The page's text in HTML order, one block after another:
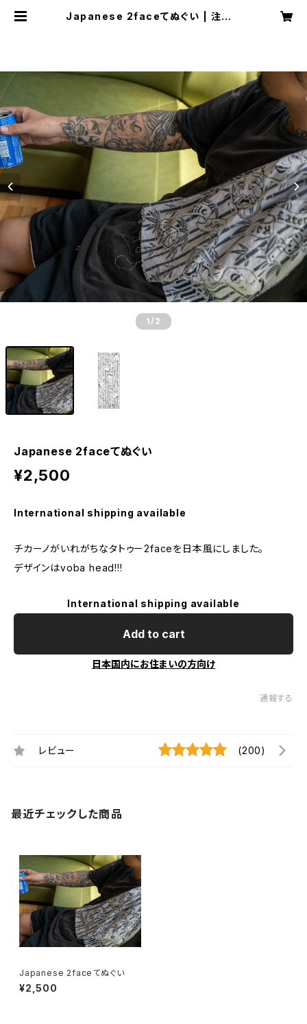
Japanese 2faceてぬぐい | 注染て
1 /2
Japanese 2faceてぬぐい
¥2,500
International shipping available
チカーノがいれがちなタトゥー2faceを日本風にしました。
デザインはvoba head!!!
International shipping available
Add to cart
日本国内にお住まいの方向け
通報する
レビュー (200)
最近チェックした商品
Japanese 2faceてぬぐい
¥2,500